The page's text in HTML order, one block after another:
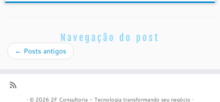
Navegação do post
← Posts antigos
· © 2026 2F Consultoria - Tecnologia transformando seu negócio ·